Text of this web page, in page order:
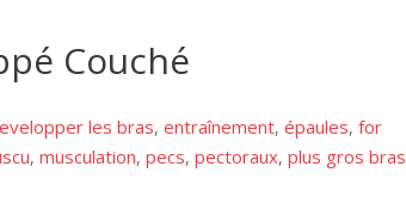
Couché
les bras, entraînement, épaules, for
, musculation, pecs, pectoraux, plus gros bras